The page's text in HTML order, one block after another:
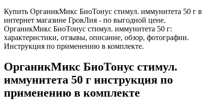
Купить ОрганикМикс БиоТонус стимул. иммунитета 50 г в
интернет магазине ГровЛия - по выгодной цене.
ОрганикМикс БиоТонус стимул. иммунитета 50 г:
характеристики, отзывы, описание, обзор, фотографии.
Инструкция по применению в комплекте.
ОрганикМикс БиоТонус стимул.
иммунитета 50 г инструкция по
применению в комплекте